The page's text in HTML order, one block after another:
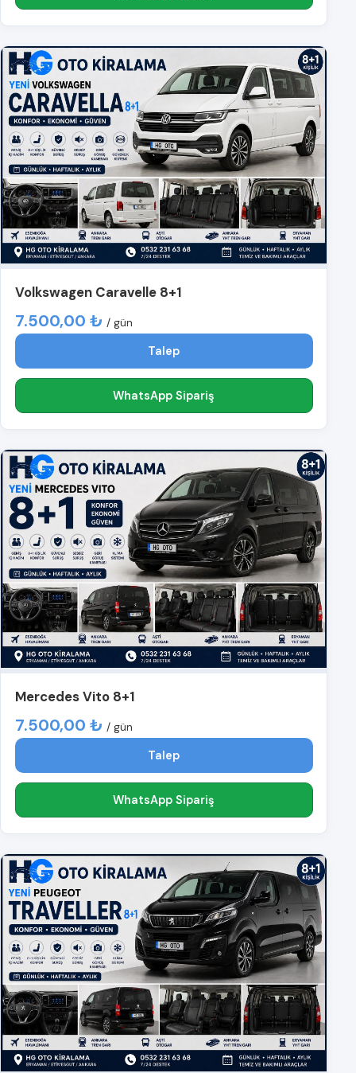
Volkswagen Caravelle 8+1
7.500,00 ₺ / gün
Talep
WhatsApp Sipariş
Mercedes Vito 8+1
7.500,00 ₺ / gün
Talep
WhatsApp Sipariş